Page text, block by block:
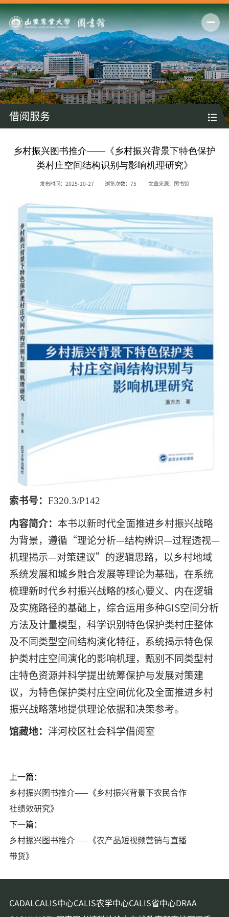
借阅服务
乡村振兴图书推介——《乡村振兴背景下特色保护
类村庄空间结构识别与影响机理研究》
发布时间：2025-10-27 浏览次数： 75 文章来源：图书馆
索书号： F320.3/P142
内容简介： 本书以新时代全面推进乡村振兴战略
为背景，遵循 “理论分析—结构辨识—过程透视—
机理揭示—对策建议” 的逻辑思路，以乡村地域
系统发展和城乡融合发展等理论为基础，在系统
梳理新时代乡村振兴战略的核心要义、内在逻辑
及实施路径的基础上，综合运用多种GIS空间分析
方法及计量模型，科学识别特色保护类村庄整体
及不同类型空间结构演化特征，系统揭示特色保
护类村庄空间演化的影响机理，甄别不同类型村
庄特色资源并科学提出统筹保护与发展对策建
议，为特色保护类村庄空间优化及全面推进乡村
振兴战略落地提供理论依据和决策参考。
馆藏地： 泮河校区社会科学借阅室
上一篇：
乡村振兴图书推介——《乡村振兴背景下农民合作
社绩效研究》
下一篇：
乡村振兴图书推介——《农产品短视频营销与直播
带货》
CADALCALIS中心CALIS农学中心CALIS省中心DRAA